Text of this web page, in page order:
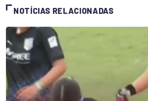
NOTÍCIAS RELACIONADAS